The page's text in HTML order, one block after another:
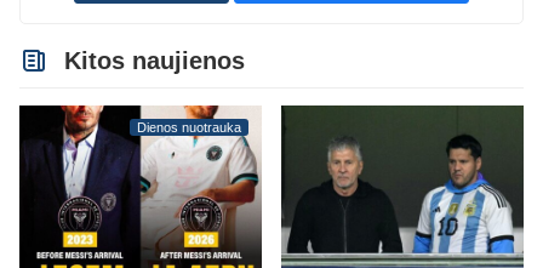
Kitos naujienos
Dienos nuotrauka